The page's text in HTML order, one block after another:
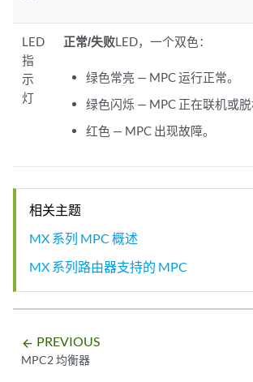
LED
指
示
灯
正常/失败LED，一个双色：
绿色常亮 — MPC 运行正常。
绿色闪烁 — MPC 正在联机或脱
红色 — MPC 出现故障。
相关主题
MX 系列 MPC 概述
MX 系列路由器支持的 MPC
arrow_backward PREVIOUS
MPC2 均衡器